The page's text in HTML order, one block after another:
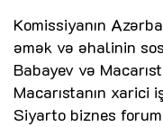
Komissiyanın
əmək və əhalinin
Babayev və
Macarıstanın
Siyarto biznes